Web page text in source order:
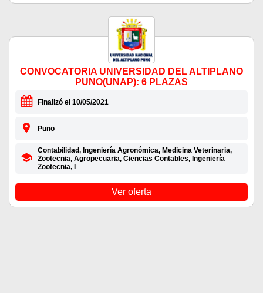
CONVOCATORIA UNIVERSIDAD DEL ALTIPLANO
PUNO(UNAP): 6 PLAZAS
Finalizó el 10/05/2021
Puno
Contabilidad, Ingeniería Agronómica, Medicina Veterinaria,
Zootecnia, Agropecuaria, Ciencias Contables, Ingeniería
Zootecnia, I
Ver oferta